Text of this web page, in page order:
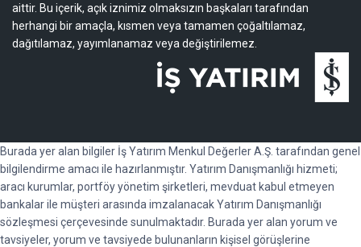
aittir. Bu içerik, açık iznimiz olmaksızın başkaları tarafından
herhangi bir amaçla, kısmen veya tamamen çoğaltılamaz,
dağıtılamaz, yayımlanamaz veya değiştirilemez.
Burada yer alan bilgiler İş Yatırım Menkul Değerler A.Ş. tarafından genel
bilgilendirme amacı ile hazırlanmıştır. Yatırım Danışmanlığı hizmeti;
aracı kurumlar, portföy yönetim şirketleri, mevduat kabul etmeyen
bankalar ile müşteri arasında imzalanacak Yatırım Danışmanlığı
sözleşmesi çerçevesinde sunulmaktadır. Burada yer alan yorum ve
tavsiyeler, yorum ve tavsiyede bulunanların kişisel görüşlerine